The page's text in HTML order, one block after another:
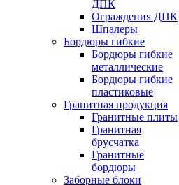
ДПК
Ограждения ДПК
Шпалеры
Бордюры гибкие
Бордюры гибкие
металлические
Бордюры гибкие
пластиковые
Гранитная продукция
Гранитные плиты
Гранитная
брусчатка
Гранитные
бордюры
Заборные блоки